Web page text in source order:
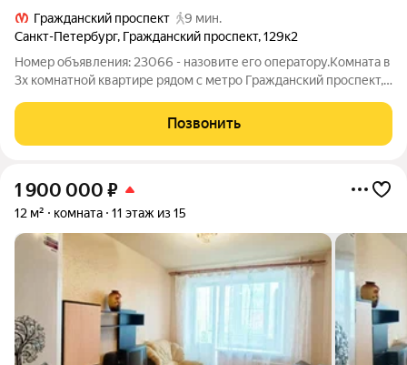
Гражданский проспект
9 мин.
Санкт-Петербург, Гражданский проспект,129к2
Номер объявления: 23066 - назовите его оператору.Комната в
3х комнатной квартире рядом с метро Гражданский проспект,
двор. Из техники останется холодильник, из мебели: шкаф,
стол, комод. Соседи
Позвонить
1 900 000 ₽
12 м² комната 11 этаж из 15